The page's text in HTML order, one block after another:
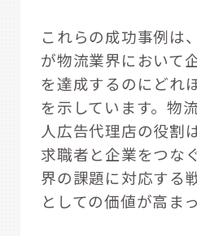
これらの成功事例は
が物流業界において
を達成するのにどれ
を示しています。物
人広告代理店の役割
求職者と企業をつな
界の課題に対応する
としての価値が高ま